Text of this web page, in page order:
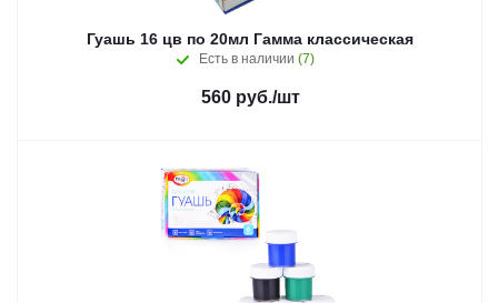
Гуашь 16 цв по 20мл Гамма классическая
Есть в наличии (7)
560руб./шт